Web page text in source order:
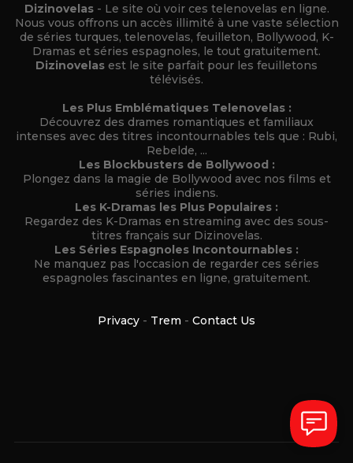
Dizinovelas - Le site où voir ces telenovelas en ligne.
Nous vous offrons un accès illimité à une vaste sélection
de séries turques, telenovelas, feuilleton, Bollywood, K-
Dramas et séries espagnoles, le tout gratuitement.
Dizinovelas est le site parfait pour les feuilletons
télévisés.
Les Plus Emblématiques Telenovelas :
Découvrez des drames romantiques et familiaux
intenses avec des titres incontournables tels que : Rubi,
Rebelde, ...
Les Blockbusters de Bollywood :
Plongez dans la magie de Bollywood avec nos films et
séries indiens.
Les K-Dramas les Plus Populaires :
Regardez des K-Dramas en streaming avec des sous-
titres français sur Dizinovelas.
Les Séries Espagnoles Incontournables :
Ne manquez pas l'occasion de regarder ces séries
espagnoles fascinantes en ligne, gratuitement.
Privacy - Trem - Contact Us